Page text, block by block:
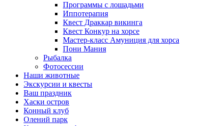
Программы с лошадьми
Иппотерапия
Квест Драккар викинга
Квест Конкур на хорсе
Мастер-класс Амуниция для хорса
Пони Мания
Рыбалка
Фотосессии
Наши животные
Экскурсии и квесты
Ваш праздник
Хаски остров
Конный клуб
Олений парк